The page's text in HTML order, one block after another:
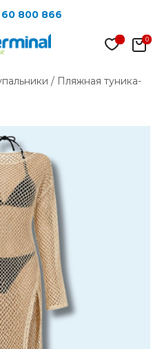
60 800 866
/ Пляжная туника-